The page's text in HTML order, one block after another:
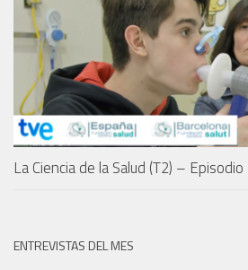
La Ciencia de la Salud (T2) –
ENTREVISTAS DEL MES